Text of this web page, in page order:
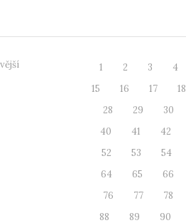
1 2 3 4
15
16 17 18
28
29 30
40
41 42
52
53 54
64
65 66
76
77 78
88
89 90